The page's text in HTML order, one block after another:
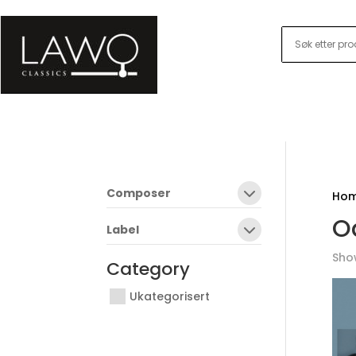
Composer
Label
Category
Ukategorisert